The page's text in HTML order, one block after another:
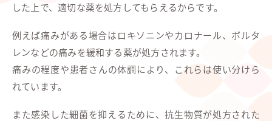
した上で、適切な薬を処方してもらえるからです。
例えば痛みがある場合はロキソニンやカロナール、ボルタ
レンなどの痛みを緩和する薬が処方されます。
痛みの程度や患者さんの体調により、これらは使い分けら
れています。
また感染した細菌を抑えるために、抗生物質が処方された